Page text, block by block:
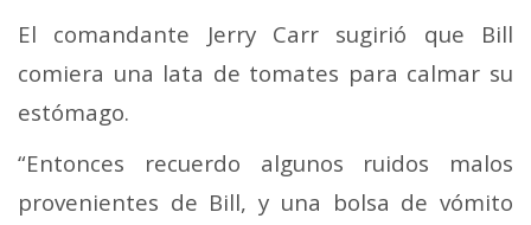
El comandante Jerry Carr sugirió que Bill
comiera una lata de tomates para calmar su
estómago.
“Entonces recuerdo algunos ruidos malos
provenientes de Bill, y una bolsa de vómito